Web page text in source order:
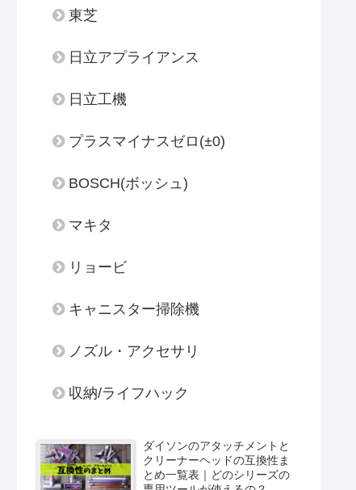
東芝
日立アプライアンス
日立工機
プラスマイナスゼロ(±0)
BOSCH(ボッシュ)
マキタ
リョービ
キャニスター掃除機
ノズル・アクセサリ
収納/ライフハック
ダイソンのアタッチメントと
クリーナーヘッドの互換性ま
とめ一覧表｜どのシリーズの